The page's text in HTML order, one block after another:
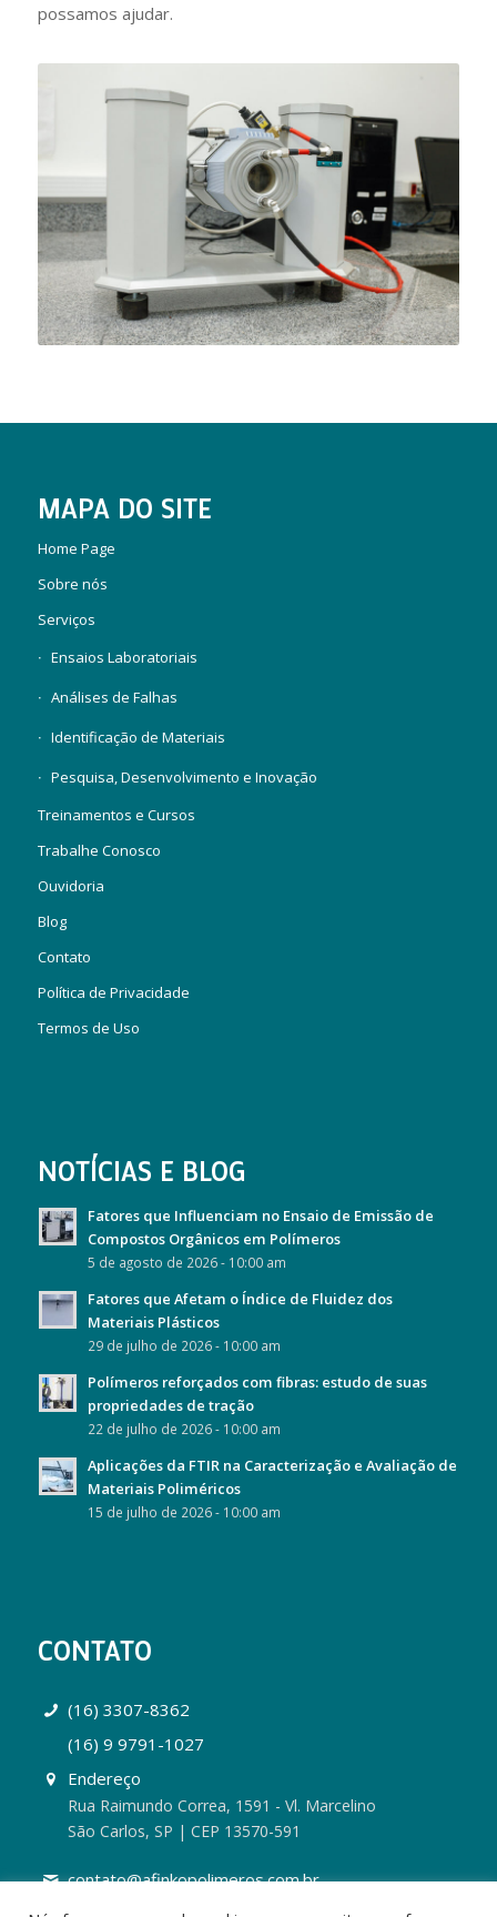
possamos ajudar.
MAPA DO SITE
Home Page
Sobre nós
Serviços
Ensaios Laboratoriais
Análises de Falhas
Identificação de Materiais
Pesquisa, Desenvolvimento e Inovação
Treinamentos e Cursos
Trabalhe Conosco
Ouvidoria
Blog
Contato
Política de Privacidade
Termos de Uso
NOTÍCIAS E BLOG
Fatores que Influenciam no Ensaio de Emissão de
Compostos Orgânicos em Polímeros
5 de agosto de 2026 - 10:00 am
Fatores que Afetam o Índice de Fluidez dos
Materiais Plásticos
29 de julho de 2026 - 10:00 am
Polímeros reforçados com fibras: estudo de suas
propriedades de tração
22 de julho de 2026 - 10:00 am
Aplicações da FTIR na Caracterização e Avaliação de
Materiais Poliméricos
15 de julho de 2026 - 10:00 am
CONTATO
(16) 3307-8362
(16) 9 9791-1027
Endereço
Rua Raimundo Correa, 1591 - Vl. Marcelino
São Carlos, SP | CEP 13570-591
contato@afinkopolimeros.com.br